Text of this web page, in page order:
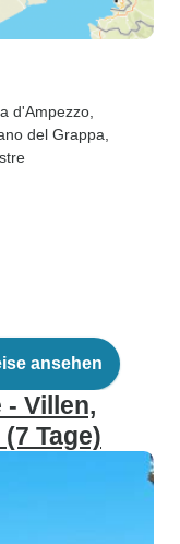
d'Ampezzo
del Grappa
ansehen
- Villen,
Tage)